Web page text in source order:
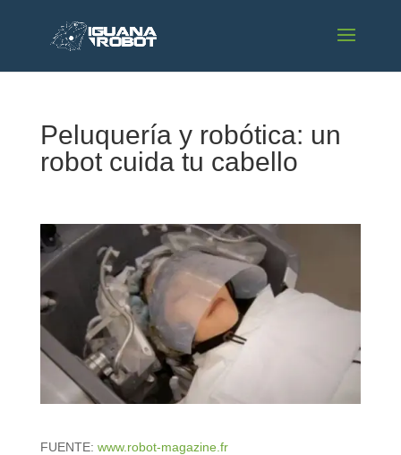
Peluquería y robótica: un
robot cuida tu cabello
FUENTE: www.robot-magazine.fr